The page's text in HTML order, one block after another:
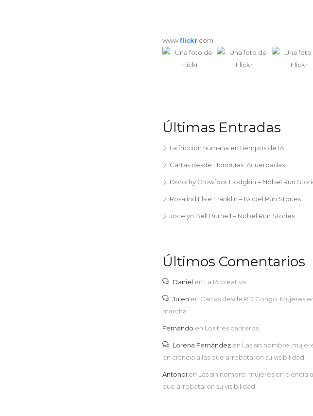
www.flickr .com
Últimas Entradas
La fricción humana en tiempos de IA
Cartas desde Honduras: Acuerpadas
Dorothy Crowfoot Hodgkin – Nobel Run
Rosalind Elsie Franklin – Nobel Run Stories
Jocelyn Bell Burnell – Nobel Run Stories
Últimos Comentarios
Daniel en La IA creativa
Julen en Cartas desde RD Congo: Mujeres
marcha
Fernando en Los tres canteros
Lorena Fernández en Las sin nombre:
en ciencia a las que arrebataron su visibilidad
Antonoi en Las sin nombre: mujeres en ciencia
que arrebataron su visibilidad